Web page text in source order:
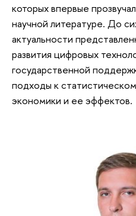
которых впервые
научной литературе. До
актуальности
развития цифровых
государственной
подходы к
экономики и ее эффектов.